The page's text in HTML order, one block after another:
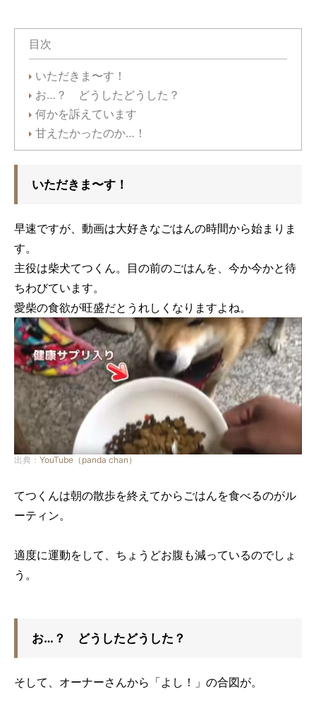
目次
いただきま〜す！
お…？ どうしたどうした？
何かを訴えています
甘えたかったのか…！
いただきま〜す！
早速ですが、動画は大好きなごはんの時間から始まりま
す。
主役は柴犬てつくん。目の前のごはんを、今か今かと待
ちわびています。
愛柴の食欲が旺盛だとうれしくなりますよね。
出典： YouTube（panda chan）
てつくんは朝の散歩を終えてからごはんを食べるのがル
ーティン。
適度に運動をして、ちょうどお腹も減っているのでしょ
う。
お…？ どうしたどうした？
そして、オーナーさんから「よし！」の合図が。